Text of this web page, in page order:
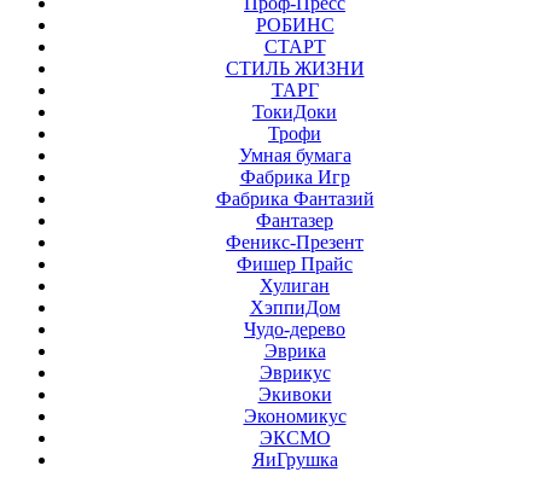
РОБИНС
СТАРТ
СТИЛЬ ЖИЗНИ
ТАРГ
ТокиДоки
Трофи
Умная бумага
Фабрика Игр
Фабрика Фантазий
Фантазер
Феникс-Презент
Фишер Прайс
Хулиган
ХэппиДом
Чудо-дерево
Эврика
Эврикус
Экивоки
Экономикус
ЭКСМО
ЯиГрушка